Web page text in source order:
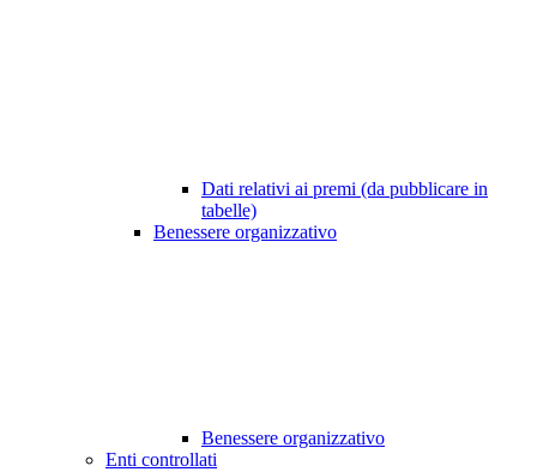
Dati relativi ai premi (da pubblicare in
tabelle)
Benessere organizzativo
Benessere organizzativo
Enti controllati